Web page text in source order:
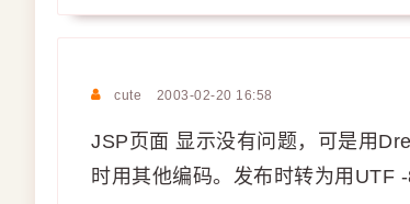
cute 2003-02-20 16:58
JSP页面 显示没有问题，可是用
时用其他编码。发布时转为用UTF